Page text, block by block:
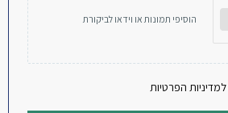
הוסיפי תמונות או וידאו לביקורת
למדיניות הפרטיות